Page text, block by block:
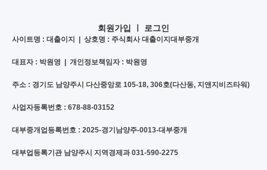
회원가입 로그인
사이트명 : 대출이지 | 상호명 : 주식회사 대출이지대부중개
대표자 : 박원영 | 개인정보책임자 : 박원영
주소 : 경기도 남양주시 다산중앙로 105-18, 306호(다산동, 지앤지비즈타워)
사업자등록번호 : 678-88-03152
대부중개업등록번호 : 2025-경기남양주-0013-대부중개
대부업등록기관 남양주시 지역경제과 031-590-2275